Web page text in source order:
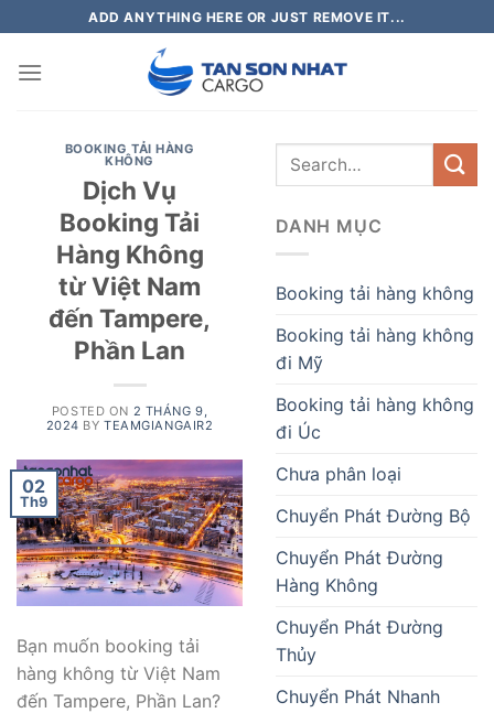
to
content
ADD ANYTHING HERE OR JUST REMOVE IT...
BOOKING TẢI HÀNG
KHÔNG
Dịch Vụ
Booking Tải
Hàng Không
từ Việt Nam
đến Tampere,
Phần Lan
POSTED ON 2 THÁNG 9,
2024 BYTEAMGIANGAIR2
02
Th9
Bạn muốn booking tải
hàng không từ Việt Nam
đến Tampere, Phần Lan?
DANH MỤC
Booking tải hàng không
Booking tải hàng không
đi Mỹ
Booking tải hàng không
đi Úc
Chưa phân loại
Chuyển Phát Đường Bộ
Chuyển Phát Đường
Hàng Không
Chuyển Phát Đường
Thủy
Chuyển Phát Nhanh